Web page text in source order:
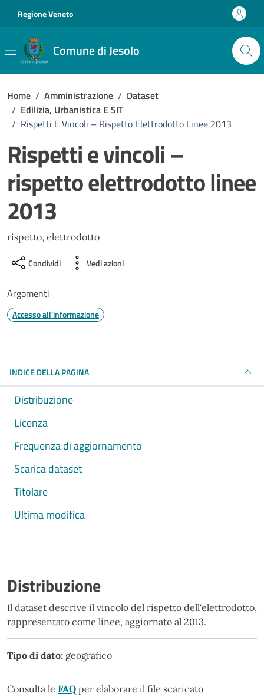
Regione Veneto
Comune di Jesolo
Home / Amministrazione / Dataset
/ Edilizia, Urbanistica E SIT
/ Rispetti E Vincoli – Rispetto Elettrodotto Linee 2013
Rispetti e vincoli –
rispetto elettrodotto linee
2013
rispetto, elettrodotto
Condividi Vedi azioni
Argomenti
Accesso all'informazione
INDICE DELLA PAGINA
Distribuzione
Licenza
Frequenza di aggiornamento
Scarica dataset
Titolare
Ultima modifica
Distribuzione
Il dataset descrive il vincolo del rispetto dell'elettrodotto,
rappresentato come linee, aggiornato al 2013.
Tipo di dato: geografico
Consulta le FAQ per elaborare il file scaricato